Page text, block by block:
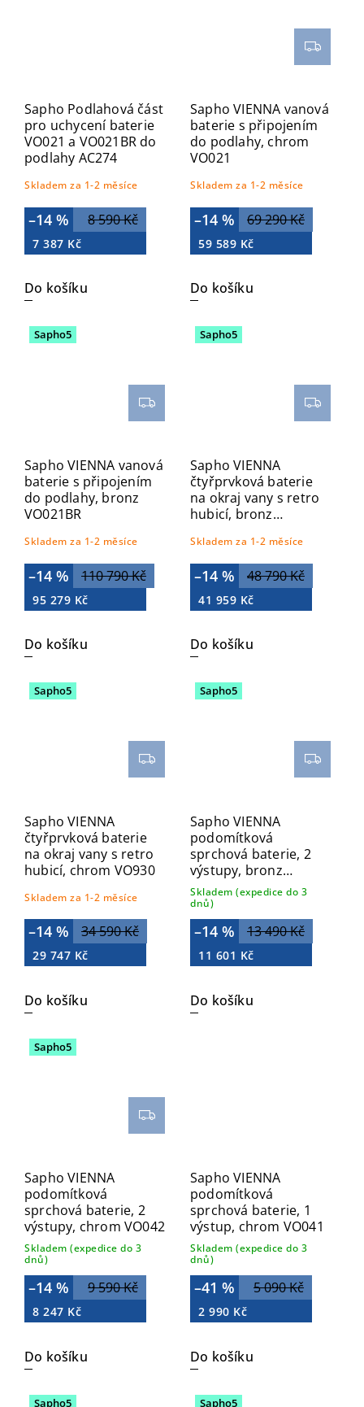
Sapho Podlahová část
pro uchycení baterie
VO021 a VO021BR do
podlahy AC274
Skladem za 1-2 měsíce
8 590 Kč
–14 %
7 387 Kč
Do košíku
Sapho VIENNA vanová
baterie s připojením
do podlahy, chrom
VO021
Skladem za 1-2 měsíce
69 290 Kč
–14 %
59 589 Kč
Do košíku
Sapho5
Sapho VIENNA vanová
baterie s připojením
do podlahy, bronz
VO021BR
Skladem za 1-2 měsíce
110 790 Kč
–14 %
95 279 Kč
Do košíku
Sapho5
Sapho VIENNA
čtyřprvková baterie
na okraj vany s retro
hubicí, bronz
Skladem za 1-2 měsíce
48 790 Kč
–14 %
41 959 Kč
Do košíku
Sapho5
Sapho VIENNA
čtyřprvková baterie
na okraj vany s retro
hubicí, chrom VO930
Skladem za 1-2 měsíce
34 590 Kč
–14 %
29 747 Kč
Do košíku
Sapho5
Sapho VIENNA
podomítková
sprchová baterie, 2
výstupy, bronz
VO042BR
Skladem (expedice do 3
dnů)
13 490 Kč
–14 %
11 601 Kč
Do košíku
Sapho5
Sapho VIENNA
podomítková
sprchová baterie, 2
výstupy, chrom VO042
Skladem (expedice do 3
dnů)
9 590 Kč
–14 %
8 247 Kč
Do košíku
Sapho VIENNA
podomítková
sprchová baterie, 1
výstup, chrom VO041
Skladem (expedice do 3
dnů)
5 090 Kč
–41 %
2 990 Kč
Do košíku
Sapho5 Sapho5